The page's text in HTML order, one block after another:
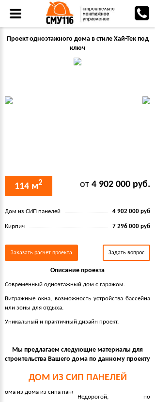
Проект одноэтажного дома в стиле Хай-Тек под
ключ
114 м2 от 4 902 000 руб.
Дом из СИП панелей 4 902 000 руб
Кирпич 7 296 000 руб
Задать вопрос
Заказать расчет проекта
Описание проекта
Современный одноэтажный дом с гаражом.
Витражные окна, возможность устройства бассейна
или зоны для отдыха.
Уникальный и практичный дизайн проект.
Мы предлагаем следующие материалы для
строительства Вашего дома по данному проекту
ДОМ ИЗ СИП ПАНЕЛЕЙ
Недорогой, но